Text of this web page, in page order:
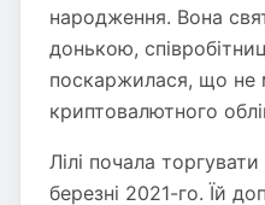
народження. Вона
донькою,
поскаржилася, що не
криптовалютного
Лілі почала
березні 2021-го. Їй